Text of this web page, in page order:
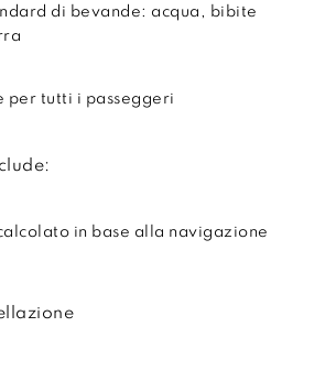
di bevande: acqua, bibite
per tutti i passeggeri
in base alla navigazione